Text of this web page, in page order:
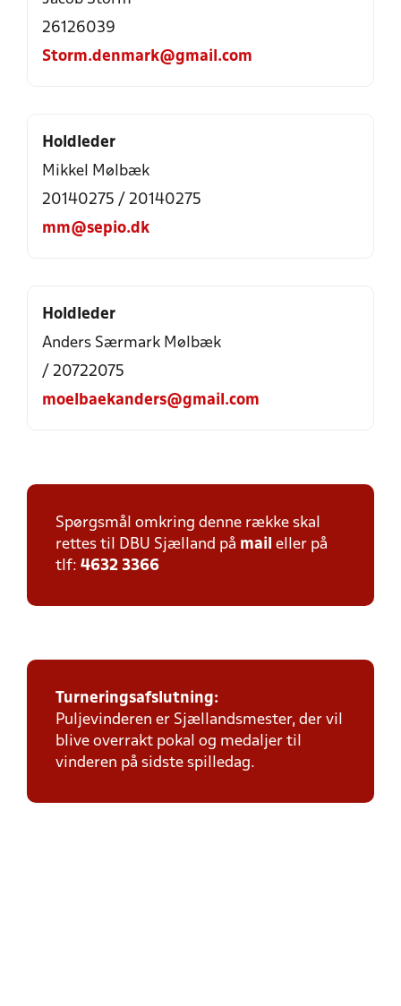
26126039
Storm.denmark@gmail.com
Holdleder
Mikkel Mølbæk
20140275 / 20140275
mm@sepio.dk
Holdleder
Anders Særmark Mølbæk
/ 20722075
moelbaekanders@gmail.com
Spørgsmål omkring denne række skal
rettes til DBU Sjælland på mail eller på
tlf: 4632 3366
Turneringsafslutning:
Puljevinderen er Sjællandsmester, der vil
blive overrakt pokal og medaljer til
vinderen på sidste spilledag.